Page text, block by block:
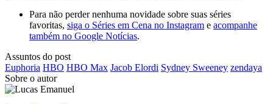
Para não perder nenhuma novidade sobre suas séries
favoritas, siga o Séries em Cena no Instagram e acompanhe
também no Google Notícias.
Assuntos do post
Euphoria HBO HBO Max Jacob Elordi Sydney Sweeney zendaya
Sobre o autor